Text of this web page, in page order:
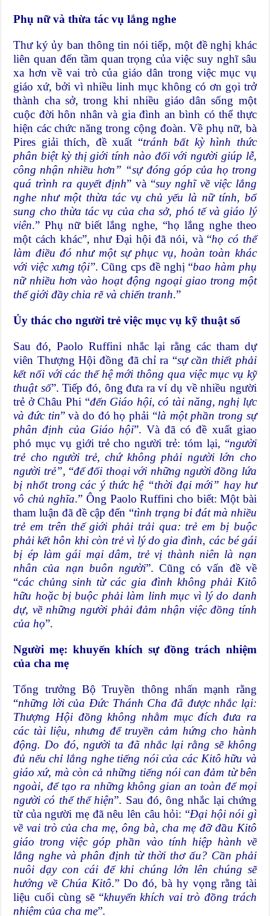
Phụ nữ và thừa tác vụ lắng nghe
Thư ký ủy ban thông tin nói tiếp, một đề nghị khác
liên quan đến tầm quan trọng của việc suy nghĩ sâu
xa hơn về vai trò của giáo dân trong việc mục vụ
giáo xứ, bởi vì nhiều linh mục không có ơn gọi trở
thành cha sở, trong khi nhiều giáo dân sống một
cuộc đời hôn nhân và gia đình an bình có thể thực
hiện các chức năng trong cộng đoàn. Về phụ nữ, bà
Pires giải thích, đề xuất “tránh bất kỳ hình thức
phân biệt kỳ thị giới tính nào đối với người giúp lễ,
công nhận nhiều hơn” “sự đóng góp của họ trong
quá trình ra quyết định” và “suy nghĩ về việc lắng
nghe như một thừa tác vụ chủ yếu là nữ tính, bổ
sung cho thừa tác vụ của cha sở, phó tế và giáo lý
viên.” Phụ nữ biết lắng nghe, “họ lắng nghe theo
một cách khác”, như Đại hội đã nói, và “họ có thể
làm điều đó như một sự phục vụ, hoàn toàn khác
với việc xưng tội”. Cũng cps đề nghị “bao hàm phụ
nữ nhiều hơn vào hoạt động ngoại giao trong một
thế giới đầy chia rẽ và chiến tranh.”
Ủy thác cho người trẻ việc mục vụ kỹ thuật số
Sau đó, Paolo Ruffini nhắc lại rằng các tham dự
viên Thượng Hội đồng đã chỉ ra “sự cần thiết phải
kết nối với các thế hệ mới thông qua việc mục vụ kỹ
thuật số”. Tiếp đó, ông đưa ra ví dụ về nhiều người
trẻ ở Châu Phi “đến Giáo hội, có tài năng, nghị lực
và đức tin” và do đó họ phải “là một phần trong sự
phân định của Giáo hội”. Và đã có đề xuất giao
phó mục vụ giới trẻ cho người trẻ: tóm lại, “người
trẻ cho người trẻ, chứ không phải người lớn cho
người trẻ”, “để đối thoại với những người đồng lứa
bị nhốt trong các ý thức hệ “thời đại mới” hay hư
vô chủ nghĩa.” Ông Paolo Ruffini cho biết: Một bài
tham luận đã đề cập đến “tình trạng bi đát mà nhiều
trẻ em trên thế giới phải trải qua: trẻ em bị buộc
phải kết hôn khi còn trẻ vì lý do gia đình, các bé gái
bị ép làm gái mại dâm, trẻ vị thành niên là nạn
nhân của nạn buôn người”. Cũng có vấn đề về
“các chủng sinh từ các gia đình không phải Kitô
hữu hoặc bị buộc phải làm linh mục vì lý do danh
dự, về những người phải đảm nhận việc đồng tính
của họ”.
Người mẹ: khuyến khích sự đồng trách nhiệm
của cha mẹ
Tổng trưởng Bộ Truyền thông nhấn mạnh rằng
“những lời của Đức Thánh Cha đã được nhắc lại:
Thượng Hội đồng không nhằm mục đích đưa ra
các tài liệu, nhưng để truyền cảm hứng cho hành
động. Do đó, người ta đã nhắc lại rằng sẽ không
đủ nếu chỉ lắng nghe tiếng nói của các Kitô hữu và
giáo xứ, mà còn cả những tiếng nói can đảm từ bên
ngoài, để tạo ra những không gian an toàn để mọi
người có thể thể hiện”. Sau đó, ông nhắc lại chứng
từ của người mẹ đã nêu lên câu hỏi: “Đại hội nói gì
về vai trò của cha mẹ, ông bà, cha mẹ đỡ đầu Kitô
giáo trong việc góp phần vào tính hiệp hành về
lắng nghe và phân định từ thời thơ ấu? Cần phải
nuôi dạy con cái để khi chúng lớn lên chúng sẽ
hướng về Chúa Kitô.” Do đó, bà hy vọng rằng tài
liệu cuối cùng sẽ “khuyến khích vai trò đồng trách
nhiệm của cha mẹ”.